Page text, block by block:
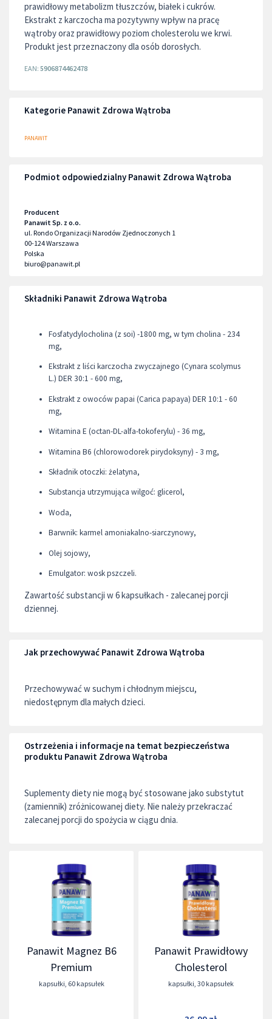
prawidłowy metabolizm tłuszczów, białek i cukrów.
Ekstrakt z karczocha ma pozytywny wpływ na pracę
wątroby oraz prawidłowy poziom cholesterolu we krwi.
Produkt jest przeznaczony dla osób dorosłych.
EAN: 5906874462478
Kategorie Panawit Zdrowa Wątroba
PANAWIT
Podmiot odpowiedzialny Panawit Zdrowa Wątroba
Producent
Panawit Sp. z o.o.
ul. Rondo Organizacji Narodów Zjednoczonych 1
00-124Warszawa
Polska
biuro@panawit.pl
Składniki Panawit Zdrowa Wątroba
Fosfatydylocholina (z soi) -1800 mg, w tym cholina - 234
mg,
Ekstrakt z liści karczocha zwyczajnego (Cynara scolymus
L.) DER 30:1 - 600 mg,
Ekstrakt z owoców papai (Carica papaya) DER 10:1 - 60
mg,
Witamina E (octan-DL-alfa-tokoferylu) - 36 mg,
Witamina B6 (chlorowodorek pirydoksyny) - 3 mg,
Składnik otoczki: żelatyna,
Substancja utrzymująca wilgoć: glicerol,
Woda,
Barwnik: karmel amoniakalno-siarczynowy,
Olej sojowy,
Emulgator: wosk pszczeli.
Zawartość substancji w 6 kapsułkach - zalecanej porcji
dziennej.
Jak przechowywać Panawit Zdrowa Wątroba
Przechowywać w suchym i chłodnym miejscu,
niedostępnym dla małych dzieci.
Ostrzeżenia i informacje na temat bezpieczeństwa
produktu Panawit Zdrowa Wątroba
Suplementy diety nie mogą być stosowane jako substytut
(zamiennik) zróżnicowanej diety. Nie należy przekraczać
zalecanej porcji do spożycia w ciągu dnia.
Panawit Magnez B6
Premium
kapsułki 60 kapsułek
Panawit Prawidłowy
Cholesterol
kapsułki 30 kapsułek